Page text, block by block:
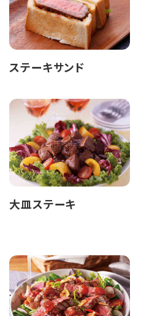
ステーキサンド
大皿ステーキ